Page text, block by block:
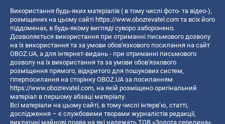
Використання будь-яких матеріалів ( в тому числі фото- та відео-),
розміщених на цьому сайті https://www.obozrevatel.com та всіх його
піддоменах, в будь-якому вигляді суворо заборонено.
Дозволяється використання при отриманні письмового дозволу
на їх використання та за умови обов'язкового посилання на сайт
OBOZ.UA, а для інтернет-видань - при отриманні письмового
дозволу на їх використання та за умови обов'язкового
розміщення прямого, відкритого для пошукових систем,
гіперпосилання на сторінку OBOZ.UA за посиланням
https://www.obozrevatel.com, на якій розміщено оригінальний
матеріал в першому абзаці матеріалу.
Всі матеріали на цьому сайті, в тому числі інтерв’ю, статті,
дослідження – є службовими творами журналістів редакції,
виключні майнові права на які належать ТОВ «Золота середина».